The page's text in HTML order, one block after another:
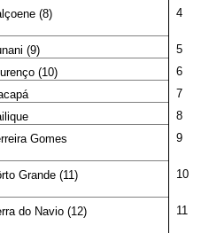
(8) 4
(9) 5
(10) 6
7
8
Gomes 9
Grande (11) 10
do Navio (12) 11